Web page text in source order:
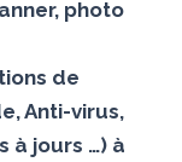
photo
de
Anti-virus,
à jours …) à